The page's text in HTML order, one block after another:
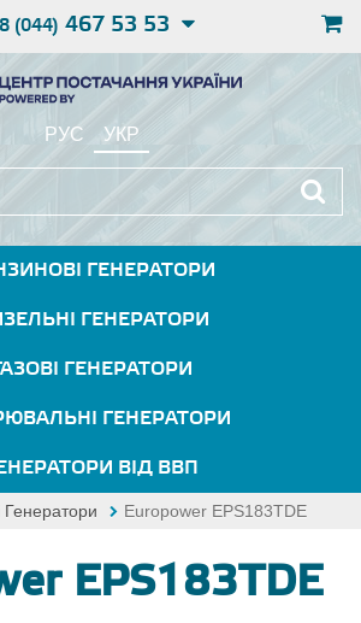
(044) 467 53 53
РУС УКР
ГЕНЕРАТОРИ
ГЕНЕРАТОРИ
ГЕНЕРАТОРИ
ГЕНЕРАТОРИ
ВІД ВВП
Генератори Europower EPS183TDE
EPS183TDE